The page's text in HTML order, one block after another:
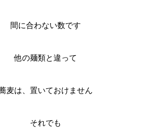
間に合わない数です
他の麺類と違って
麦は、置いておけません
それでも